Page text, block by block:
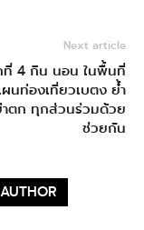
Next article
4 กิน นอน ในพื้นที่
นท่องเที่ยวเบตง ย้ำ
าตก ทุกส่วนร่วมด้วย
ช่วยกัน